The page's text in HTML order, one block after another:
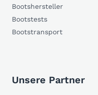
Bootshersteller
Bootstests
Bootstransport
Unsere Partner